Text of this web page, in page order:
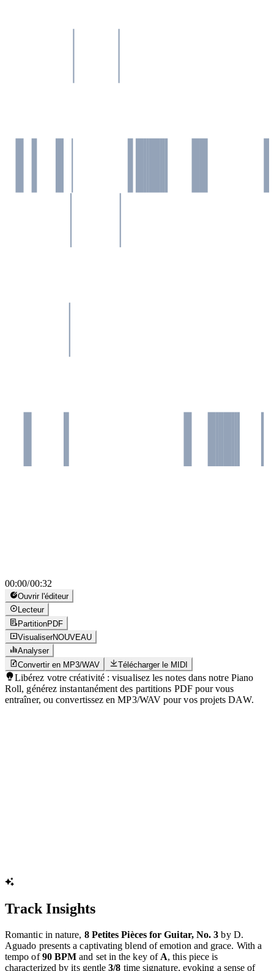
00:00/00:32
Ouvrir l'éditeur
Lecteur
PartitionPDF
VisualiserNOUVEAU
Analyser
Convertir en MP3/WAV
Télécharger le MIDI
Libérez votre créativité : visualisez les notes dans notre Piano
Track Insights
Romantic in nature,8 Petites Pièces for Guitar, No. 3
Aguado presents a captivating blend of emotion and grace. With a